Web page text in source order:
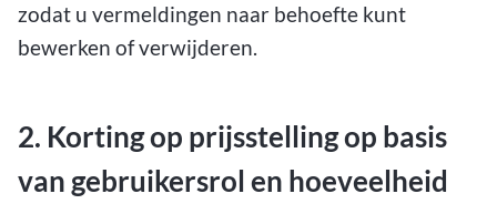
zodat u vermeldingen naar behoefte kunt
bewerken of verwijderen.
2. Korting op prijsstelling op basis
van gebruikersrol en hoeveelheid